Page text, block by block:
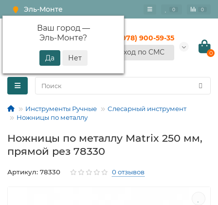
Эль-Монте
Ваш город —
Эль-Монте?
0 0
+7 (978) 900-59-35
Вход по СМС
0
Инструменты Ручные
Слесарный инструмент
Ножницы по металлу
Ножницы по металлу Matrix 250 мм,
прямой рез 78330
Артикул: 78330 0 отзывов